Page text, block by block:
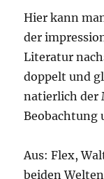
Hier kann
der
Literatur
doppelt und
natierlich der
Beobachtung
Aus: Flex,
beiden